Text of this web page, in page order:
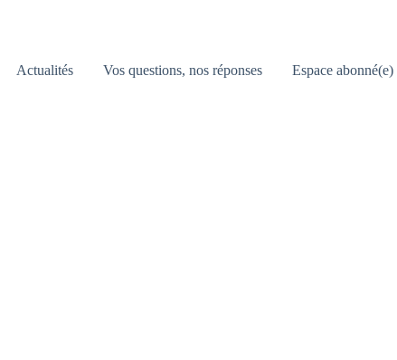
Actualités Vos questions, nos réponses Espace abonné(e)